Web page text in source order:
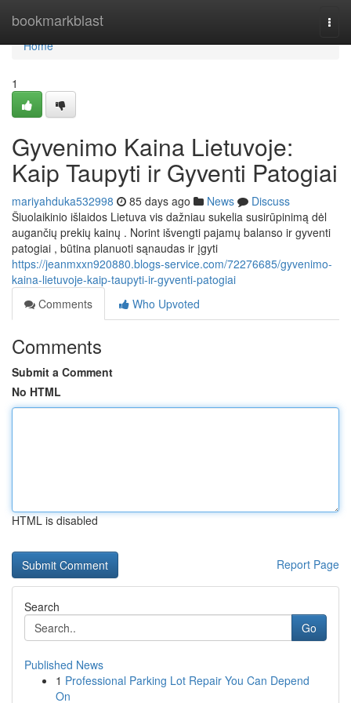
bookmarkblast
Home
Home
1
Gyvenimo Kaina Lietuvoje:
Kaip Taupyti ir Gyventi Patogiai
mariyahduka532998 85 days ago News
Discuss
Šiuolaikinio išlaidos Lietuva vis dažniau sukelia susirūpinimą dėl
augančių prekių kainų . Norint išvengti pajamų balanso ir gyventi
patogiai , būtina planuoti sąnaudas ir įgyti
https://jeanmxxn920880.blogs-service.com/72276685/gyvenimo-
kaina-lietuvoje-kaip-taupyti-ir-gyventi-patogiai
Comments
Who Upvoted
Comments
Submit a Comment
No HTML
HTML is disabled
Report Page
Search
Go
Published News
1 Professional Parking Lot Repair You Can Depend
On